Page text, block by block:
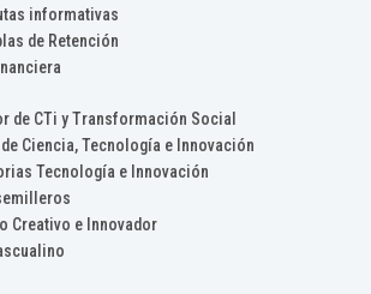
informativas
de Retención
de CTi y Transformación Social
Ciencia, Tecnología e Innovación
Tecnología e Innovación
Creativo e Innovador